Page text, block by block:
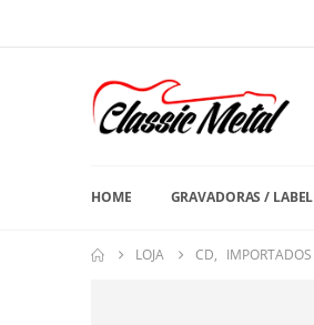
HOME GRAVADORAS / LABEL
LOJA CD, IMPORTADOS